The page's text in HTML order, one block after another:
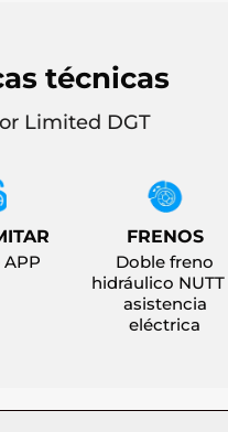
técnicas
Limited DGT
APP
FRENOS
Doble freno
hidráulico NUTT
asistencia
eléctrica